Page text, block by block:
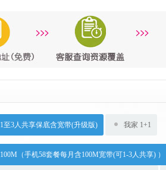
1至3人共享保底含宽带(升级版) 我家 1+1
100M（手机58套餐每月含100M宽带(可1-3人共享) ）